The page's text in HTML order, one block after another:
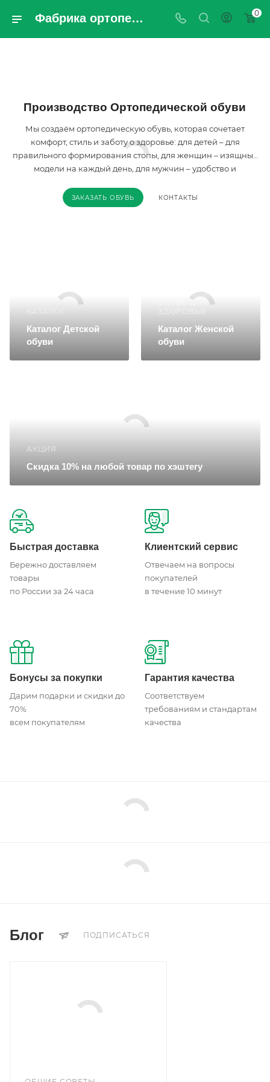
Фабрика ортопедической обуви ОРТО Кубань-ЮГ | Официальный сайт 0
Производство Ортопедической обуви
Мы создаём ортопедическую обувь, которая сочетает
комфорт, стиль и заботу о здоровье: для детей – для
правильного формирования стопы, для женщин – изящные
модели на каждый день, для мужчин – удобство и
ЗАКАЗАТЬ ОБУВЬ КОНТАКТЫ
КАТАЛОГ
Каталог Детской
обуви
ОБУВЬ ДЛЯ
ЗДОРОВЬЯ
Каталог Женской
обуви
АКЦИЯ
Скидка 10% на любой товар по хэштегу
Быстрая доставка
Бережно доставляем
товары
по России за 24 часа
Клиентский сервис
Отвечаем на вопросы
покупателей
в течение 10 минут
Бонусы за покупки
Дарим подарки и скидки до
70%
всем покупателям
Гарантия качества
Соответствуем
требованиям и стандартам
качества
Блог ПОДПИСАТЬСЯ